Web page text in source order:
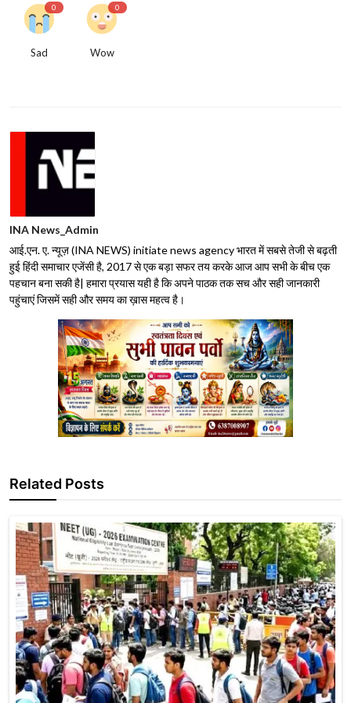
0
Sad
0
Wow
INA News_Admin
आई.एन. ए. न्यूज़ (INA NEWS) initiate news agency भारत में सबसे तेजी से बढ़ती
हुई हिंदी समाचार एजेंसी है, 2017 से एक बड़ा सफर तय करके आज आप सभी के बीच एक
पहचान बना सकी है| हमारा प्रयास यही है कि अपने पाठक तक सच और सही जानकारी
पहुंचाएं जिसमें सही और समय का ख़ास महत्व है।
Related Posts